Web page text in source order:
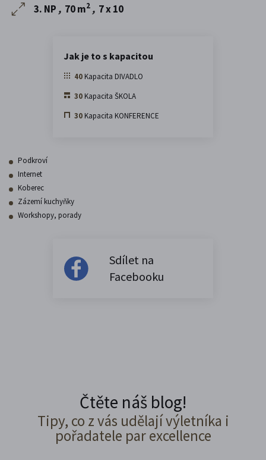
3. NP , 70 m2 , 7 x 10
Jak je to s kapacitou
40 Kapacita DIVADLO
30 Kapacita ŠKOLA
30 Kapacita KONFERENCE
Podkroví
Internet
Koberec
Zázemí kuchyňky
Workshopy, porady
Sdílet na
Facebooku
Čtěte náš blog!
Tipy, co z vás udělají výletníka i
pořadatele par excellence